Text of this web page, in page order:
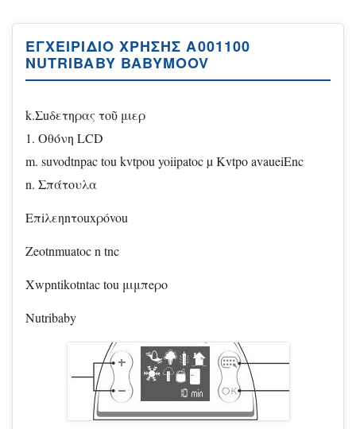
ΕΓΧΕΙΡΊΔΙΟ ΧΡΉΣΗΣ A001100
NUTRIBABY BABYMOOV
k.Σuδετηρας τοῦ μιερ
1. Oθόνη LCD
m. suvodtnpac tou kvtpou yoiipatoc µ Kvtpo avaueiEnc
n. Σπάτουλα
Eπiλεηnτouxρóvou
Zeotnmuatoc n tnc
Xwpntikotntac tou μιμπeρο
Nutribaby